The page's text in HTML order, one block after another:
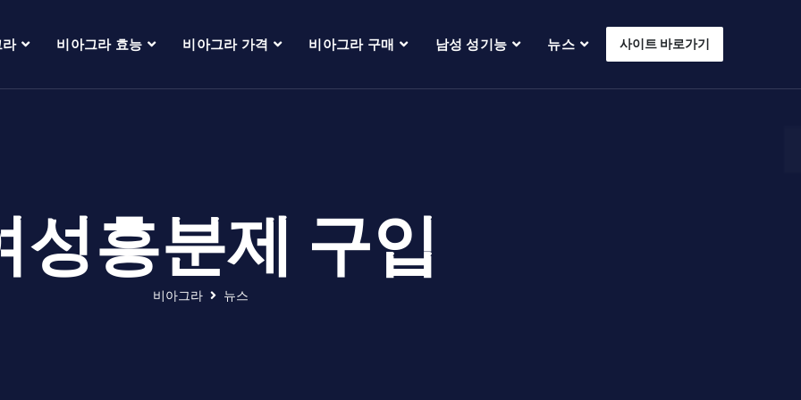
비아그라 효능 비아그라 가격 비아그라 구매 남성 성기능 뉴스 사이트 바로가기
성흥분제 구입
비아그라 뉴스